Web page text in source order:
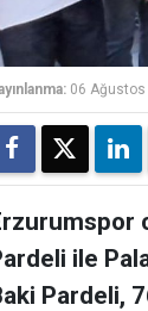
06 Ağustos
ile
Pardeli,